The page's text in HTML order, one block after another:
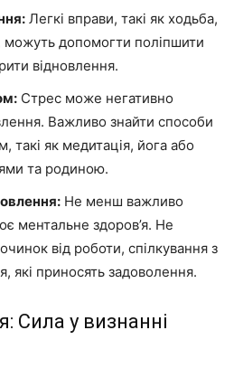
Легкі вправи, такі як ходьба,
можуть допомогти поліпшити
відновлення.
Стрес може негативно
Важливо знайти способи
такі як медитація, йога або
та родиною.
Не менш важливо
ментальне здоров’я. Не
від роботи, спілкування з
які приносять задоволення.
Сила у визнанні